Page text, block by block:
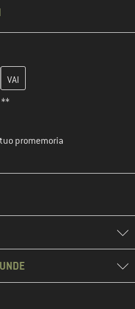
e crea il tuo account cliente
**
promemoria